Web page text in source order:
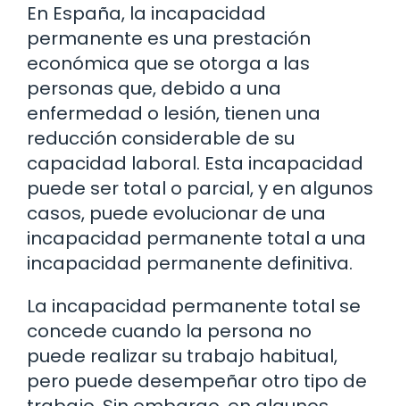
En España, la incapacidad
permanente es una prestación
económica que se otorga a las
personas que, debido a una
enfermedad o lesión, tienen una
reducción considerable de su
capacidad laboral. Esta incapacidad
puede ser total o parcial, y en algunos
casos, puede evolucionar de una
incapacidad permanente total a una
incapacidad permanente definitiva.
La incapacidad permanente total se
concede cuando la persona no
puede realizar su trabajo habitual,
pero puede desempeñar otro tipo de